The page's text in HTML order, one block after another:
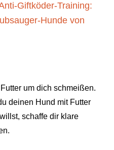
Giftköder-Training:
Hunde von
um dich schmeißen.
deinen Hund mit Futter
schaffe dir klare